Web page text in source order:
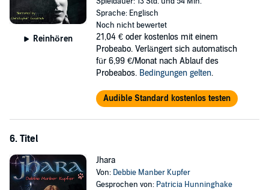
Reinhören
Sprache: Englisch
Noch nicht bewertet
21,04 € oder kostenlos mit einem
Probeabo. Verlängert sich automatisch
für 6,99 €/Monat nach Ablauf des
Probeabos. Bedingungen gelten.
Audible Standard kostenlos testen
6. Titel
Jhara
Von: Debbie Manber Kupfer
Gesprochen von: Patricia Hunninghake